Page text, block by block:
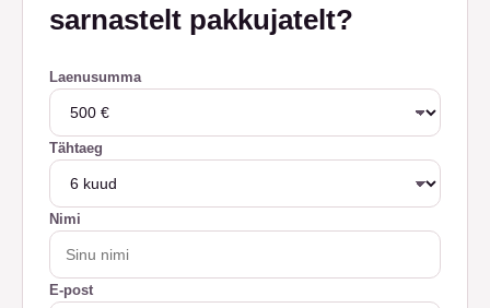
sarnastelt pakkujatelt?
Laenusumma
Tähtaeg
Nimi
E-post